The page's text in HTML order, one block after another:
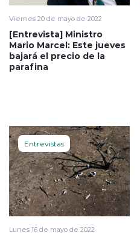
Viernes 20 de mayo de 2022
[Entrevista] Ministro
Mario Marcel: Este jueves
bajará el precio de la
parafina
Entrevistas
Lunes 16 de mayo de 2022